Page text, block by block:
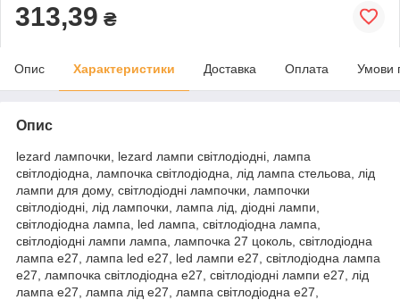
313,39 ₴
Опис Характеристики Доставка Оплата Умови
Опис
lezard лампочки, lezard лампи світлодіодні, лампа
світлодіодна, лампочка світлодіодна, лід лампа стельова, лід
лампи для дому, світлодіодні лампочки, лампочки
світлодіодні, лід лампочки, лампа лід, діодні лампи,
світлодіодна лампа, led лампа, світлодіодна лампа,
світлодіодні лампи лампа, лампочка 27 цоколь, світлодіодна
лампа e27, лампа led e27, led лампи e27, світлодіодна лампа
е27, лампочка світлодіодна е27, світлодіодні лампи е27, лід
лампа е27, лампа лід е27, лампа світлодіодна е27,